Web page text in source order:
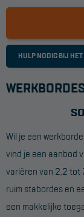
Dakladder
Ladder
TRAPPEN
Dubbele trap
Werktrappen
Werkbordes
Magazijntrap
HULP NODIG BIJ
Wil je een
vind je een aanbod
variëren van 2,2 tot
ruim stabordes en
een makkelijke